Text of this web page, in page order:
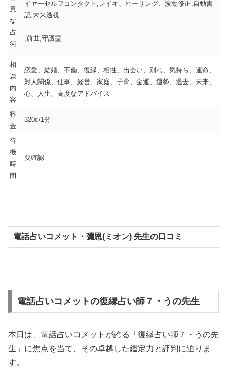
意
な
占
術
イヤーセルフコンタクト,レイキ、ヒーリング、波動修正,自動書
記,未来透視
,前世,守護霊
相
談
内
容
恋愛、結婚、不倫、復縁、相性、出会い、別れ、気持ち、運命、
対人関係、仕事、経営、家庭、子育、金運、運勢、過去、未来、
心、人生、高度なアドバイス
料
金
320c/1分
待
機
時
間
要確認
電話占いコメット・彌恩(ミオン) 先生の口コミ
電話占いコメットの復縁占い師７・うの先生
本日は、電話占いコメットが誇る「復縁占い師７・うの先
生」に焦点を当て、その卓越した鑑定力と評判に迫りま
す。